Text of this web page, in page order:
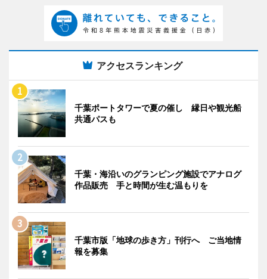
アクセスランキング
千葉ポートタワーで夏の催し 縁日や観光船
共通パスも
千葉・海沿いのグランピング施設でアナログ
作品販売 手と時間が生む温もりを
千葉市版「地球の歩き方」刊行へ ご当地情
報を募集